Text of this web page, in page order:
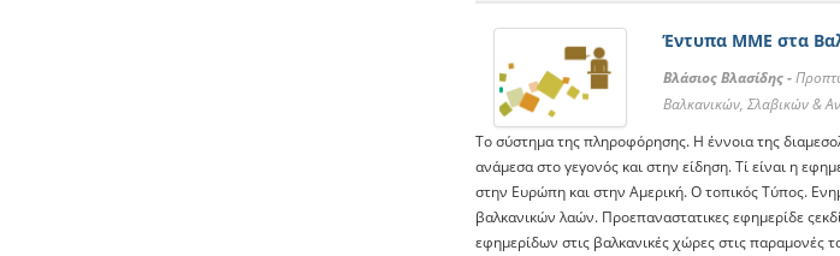
Έντυπα ΜΜΕ στα
Βλάσιος Βλασίδης -
Βαλκανικών, Σλαβικών &
Το σύστημα της πληροφόρησης. Η έννοια της
ανάμεσα στο γεγονός και στην είδηση. Τί είναι η
στην Ευρώπη και στην Αμερική. Ο τοπικός Τύπος.
βαλκανικών λαών. Προεπαναστατικες εφημερίδε
εφημερίδων στις βαλκανικές χώρες στις παραμονές